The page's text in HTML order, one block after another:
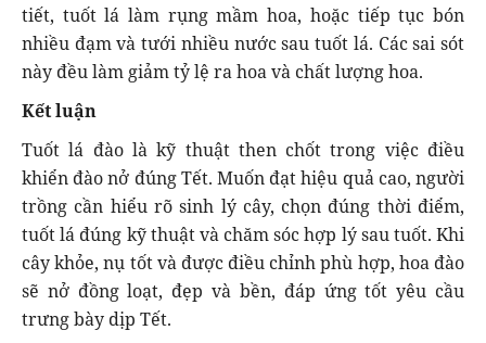
tiết, tuốt lá làm rụng mầm hoa, hoặc tiếp tục bón
nhiều đạm và tưới nhiều nước sau tuốt lá. Các sai sót
này đều làm giảm tỷ lệ ra hoa và chất lượng hoa.
Kết luận
Tuốt lá đào là kỹ thuật then chốt trong việc điều
khiển đào nở đúng Tết. Muốn đạt hiệu quả cao, người
trồng cần hiểu rõ sinh lý cây, chọn đúng thời điểm,
tuốt lá đúng kỹ thuật và chăm sóc hợp lý sau tuốt. Khi
cây khỏe, nụ tốt và được điều chỉnh phù hợp, hoa đào
sẽ nở đồng loạt, đẹp và bền, đáp ứng tốt yêu cầu
trưng bày dịp Tết.